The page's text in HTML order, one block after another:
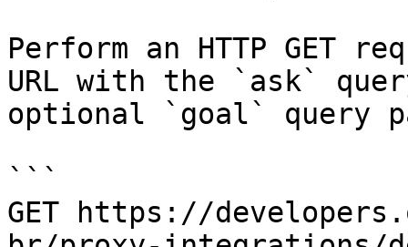
Perform an HTTP GET
URL with the `ask`
optional `goal` query
```
GET https://